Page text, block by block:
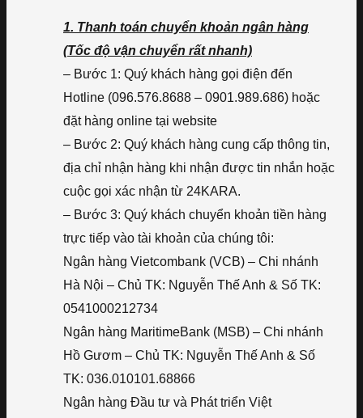
1. Thanh toán chuyển khoản ngân hàng
(Tốc độ vận chuyển rất nhanh)
– Bước 1: Quý khách hàng gọi điện đến
Hotline (096.576.8688 – 0901.989.686) hoặc
đặt hàng online tại website
– Bước 2: Quý khách hàng cung cấp thông tin,
địa chỉ nhận hàng khi nhận được tin nhắn hoặc
cuộc gọi xác nhận từ 24KARA.
– Bước 3: Quý khách chuyển khoản tiền hàng
trực tiếp vào tài khoản của chúng tôi:
Ngân hàng Vietcombank (VCB) – Chi nhánh
Hà Nội – Chủ TK: Nguyễn Thế Anh & Số TK:
0541000212734
Ngân hàng MaritimeBank (MSB) – Chi nhánh
Hồ Gươm – Chủ TK: Nguyễn Thế Anh & Số
TK: 036.010101.68866
Ngân hàng Đầu tư và Phát triển Việt